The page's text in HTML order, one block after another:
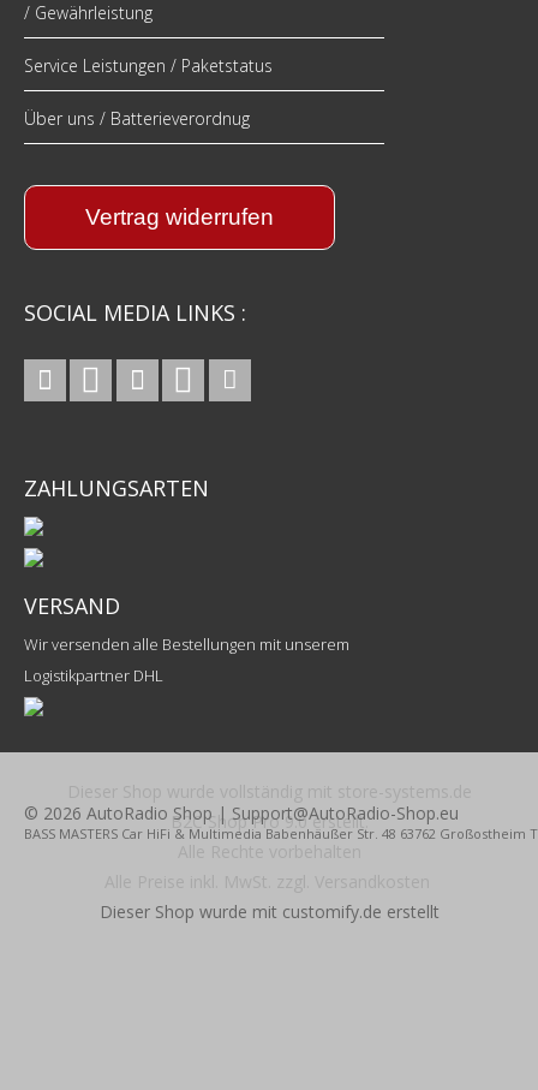
© 2026 AutoRadio Shop | Support@AutoRadio-Shop.eu
BASS MASTERS Car HiFi & Multimedia Babenhäußer Str. 48 63762 Großostheim
/ Gewährleistung
Service Leistungen / Paketstatus
Über uns / Batterieverordnug
Vertrag widerrufen
SOCIAL MEDIA LINKS :
ZAHLUNGSARTEN
VERSAND
Wir versenden alle Bestellungen mit unserem
Logistikpartner DHL
B2C Shop Pro 9.0 erstellt.
Dieser Shop wurde mit customify.de erstellt